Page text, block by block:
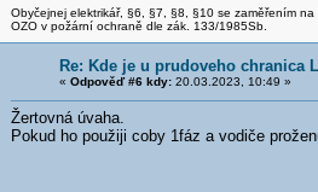
Obyčejnej elektrikář, §6, §7, §8, §10 se zaměřením
OZO v požární ochraně dle zák. 133/1985Sb.
Re: Kde je u prudoveho chranica
« Odpověď #6 kdy:20.03.2023, 10:49 »
Žertovná úvaha.
Pokud ho použiji coby 1fáz a vodiče